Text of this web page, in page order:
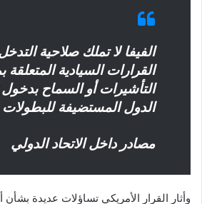
الفيفا لا تملك صلاحية
القرارات السيادية المتعلقة
التأشيرات أو السماح بدخول
الدول المستضيفة للبطولات
مصادر داخل الاتحاد الدولي
وأثار القرار الأمريكي تساؤلات عديدة بشأن